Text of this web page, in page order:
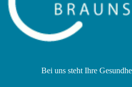
Bei uns steht Ihre